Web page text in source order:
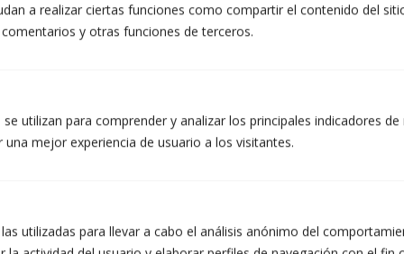
a realizar ciertas funciones como compartir el contenido del
y otras funciones de terceros.
utilizan para comprender y analizar los principales indicadores
mejor experiencia de usuario a los visitantes.
utilizadas para llevar a cabo el análisis anónimo del
electrònics. Legitimació: Consentiment de la persona interessada.
Destinataris: No es preveuen cessions de dades. Drets: Podeu retirar
el vostre consentiment en qualsevol moment, així com accedir,
Accepto rebre informació comercial, inclosos mitjans
electrònics.